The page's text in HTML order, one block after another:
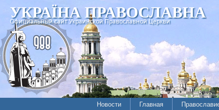
УКРАЇНА ПРАВОСЛАВНА
Официальный сайт Украинской Православной Церкви
Новости Главная